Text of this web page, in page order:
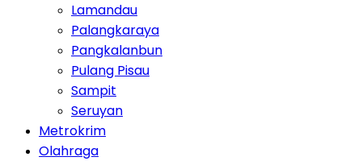
Lamandau
Palangkaraya
Pangkalanbun
Pulang Pisau
Sampit
Seruyan
Metrokrim
Olahraga